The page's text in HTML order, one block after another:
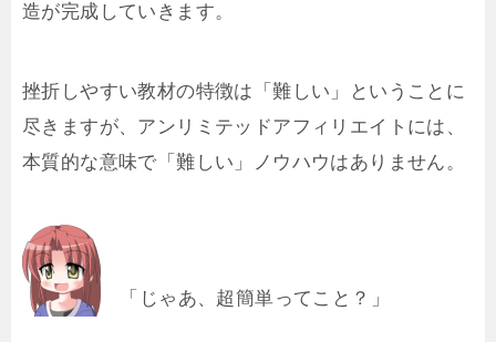
造が完成していきます。
挫折しやすい教材の特徴は「難しい」ということに
尽きますが、アンリミテッドアフィリエイトには、
本質的な意味で「難しい」ノウハウはありません。
「じゃあ、超簡単ってこと？」